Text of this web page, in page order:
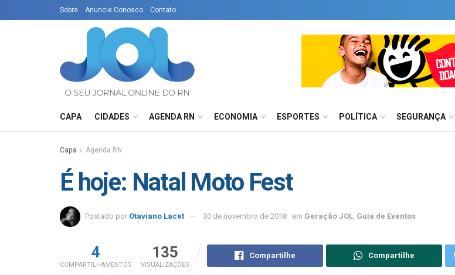
Sobre Anuncie Conosco Contato
CAPA CIDADES AGENDA RN ECONOMIA ESPORTES POLÍTICA SEGURANÇA
Capa Agenda RN
É hoje: Natal Moto Fest
Postado por Otaviano Lacet 30 de novembro de 2018 em Geração JOL Guia de Eventos
4
COMPARTILHAMENTOS
135
VISUALIZAÇÕES
Compartilhe Compartilhe